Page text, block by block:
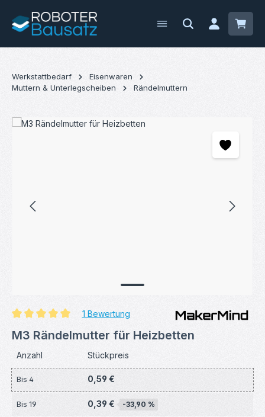
Zum Hauptinhalt springen
Werkstattbedarf
Eisenwaren
Muttern & Unterlegscheiben
Rändelmuttern
Bildergalerie überspringen
1 Bewertung
M3 Rändelmutter für Heizbetten
Anzahl Stückpreis
Bis 4 0,59 €
Bis 19 0,39 € -33,90 %